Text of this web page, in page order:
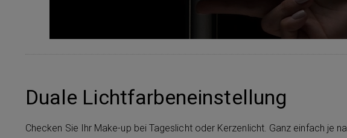
Duale Lichtfarbeneinstellung
Checken Sie Ihr Make-up bei Tageslicht oder Kerzenlicht. Ganz einfach je